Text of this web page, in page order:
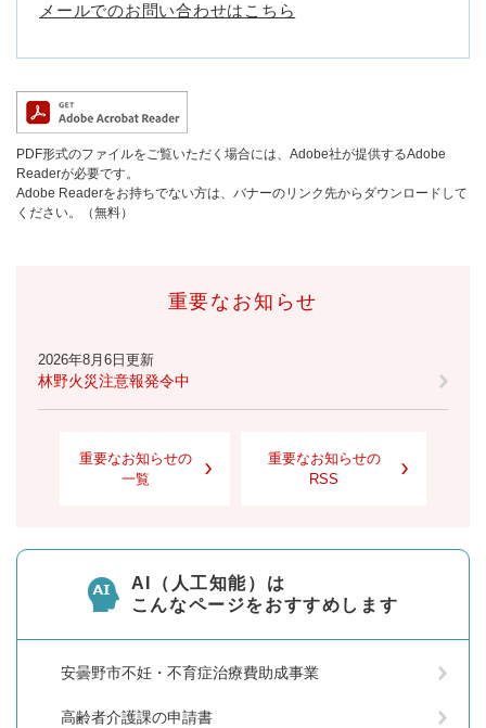
メールでのお問い合わせはこちら
PDF形式のファイルをご覧いただく場合には、Adobe社が提供するAdobe
Readerが必要です。
Adobe Readerをお持ちでない方は、バナーのリンク先からダウンロードして
ください。（無料）
重要なお知らせ
2026年8月6日更新
林野火災注意報発令中
重要なお知らせの
一覧
重要なお知らせの
RSS
AI（人工知能）は
こんなページをおすすめします
安曇野市不妊・不育症治療費助成事業
高齢者介護課の申請書